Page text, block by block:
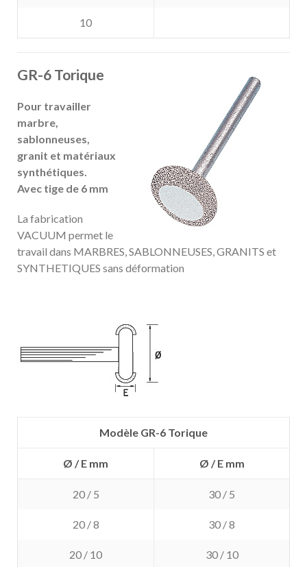
10
GR-6 Torique
Pour travailler
marbre,
sablonneuses,
granit et matériaux
synthétiques.
Avec tige de 6 mm
La fabrication
VACUUM permet le
travail dans MARBRES, SABLONNEUSES, GRANITS et
SYNTHETIQUES sans déformation
Modèle GR-6 Torique
Ø / E mm Ø / E mm
20 / 5 30 / 5
20 / 8 30 / 8
20 / 10 30 / 10